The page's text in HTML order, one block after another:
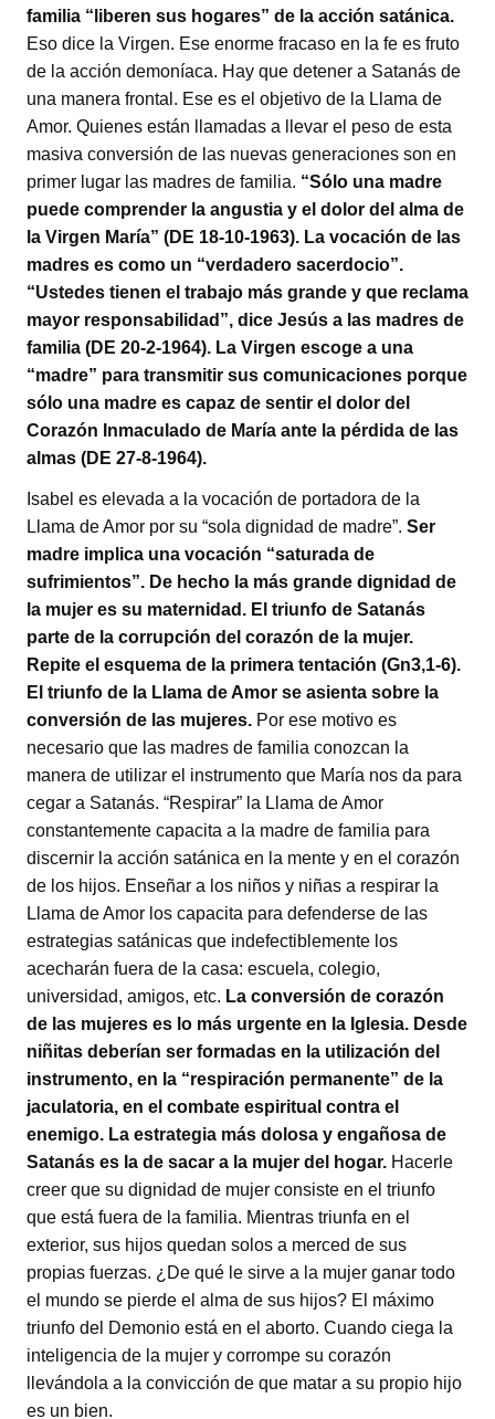
familia “liberen sus hogares” de la acción satánica.
Eso dice la Virgen. Ese enorme fracaso en la fe es fruto
de la acción demoníaca. Hay que detener a Satanás de
una manera frontal. Ese es el objetivo de la Llama de
Amor. Quienes están llamadas a llevar el peso de esta
masiva conversión de las nuevas generaciones son en
primer lugar las madres de familia. “Sólo una madre
puede comprender la angustia y el dolor del alma de
la Virgen María” (DE 18-10-1963). La vocación de las
madres es como un “verdadero sacerdocio”.
“Ustedes tienen el trabajo más grande y que reclama
mayor responsabilidad”, dice Jesús a las madres de
familia (DE 20-2-1964). La Virgen escoge a una
“madre” para transmitir sus comunicaciones porque
sólo una madre es capaz de sentir el dolor del
Corazón Inmaculado de María ante la pérdida de las
almas (DE 27-8-1964).
Isabel es elevada a la vocación de portadora de la
Llama de Amor por su “sola dignidad de madre”. Ser
madre implica una vocación “saturada de
sufrimientos”. De hecho la más grande dignidad de
la mujer es su maternidad. El triunfo de Satanás
parte de la corrupción del corazón de la mujer.
Repite el esquema de la primera tentación (Gn3,1-6).
El triunfo de la Llama de Amor se asienta sobre la
conversión de las mujeres. Por ese motivo es
necesario que las madres de familia conozcan la
manera de utilizar el instrumento que María nos da para
cegar a Satanás. “Respirar” la Llama de Amor
constantemente capacita a la madre de familia para
discernir la acción satánica en la mente y en el corazón
de los hijos. Enseñar a los niños y niñas a respirar la
Llama de Amor los capacita para defenderse de las
estrategias satánicas que indefectiblemente los
acecharán fuera de la casa: escuela, colegio,
universidad, amigos, etc. La conversión de corazón
de las mujeres es lo más urgente en la Iglesia. Desde
niñitas deberían ser formadas en la utilización del
instrumento, en la “respiración permanente” de la
jaculatoria, en el combate espiritual contra el
enemigo. La estrategia más dolosa y engañosa de
Satanás es la de sacar a la mujer del hogar. Hacerle
creer que su dignidad de mujer consiste en el triunfo
que está fuera de la familia. Mientras triunfa en el
exterior, sus hijos quedan solos a merced de sus
propias fuerzas. ¿De qué le sirve a la mujer ganar todo
el mundo se pierde el alma de sus hijos? El máximo
triunfo del Demonio está en el aborto. Cuando ciega la
inteligencia de la mujer y corrompe su corazón
llevándola a la convicción de que matar a su propio hijo
es un bien.